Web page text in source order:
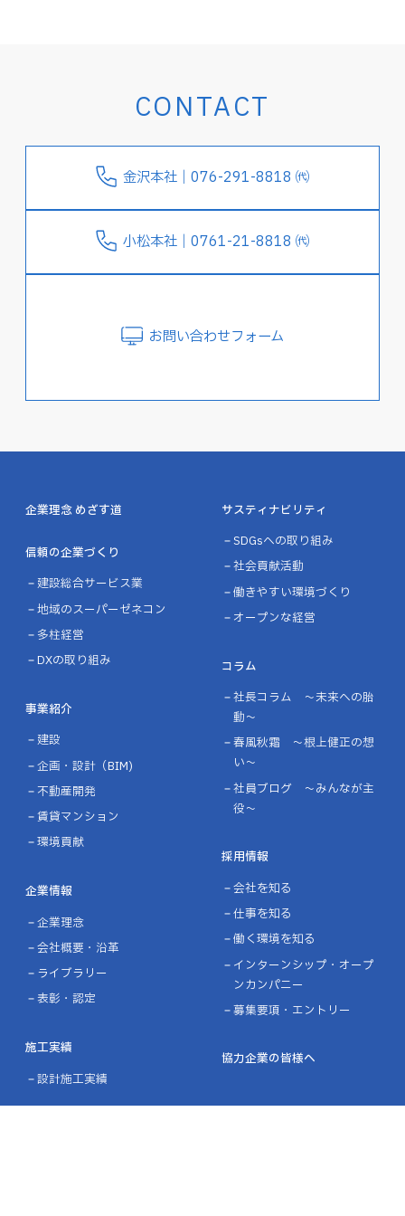
CONTACT
金沢本社｜076-291-8818 ㈹
小松本社｜0761-21-8818 ㈹
お問い合わせフォーム
企業理念 めざす道
信頼の企業づくり
建設総合サービス業
地域のスーパーゼネコン
多柱経営
DXの取り組み
事業紹介
建設
企画・設計（BIM)
不動産開発
賃貸マンション
環境貢献
企業情報
企業理念
会社概要・沿革
ライブラリー
表彰・認定
施工実績
設計施工実績
サスティナビリティ
SDGsへの取り組み
社会貢献活動
働きやすい環境づくり
オープンな経営
コラム
社長コラム ～未来への胎
動～
春風秋霜 ～根上健正の想
い～
社員ブログ ～みんなが主
役～
採用情報
会社を知る
仕事を知る
働く環境を知る
インターンシップ・オープ
ンカンパニー
募集要項・エントリー
協力企業の皆様へ